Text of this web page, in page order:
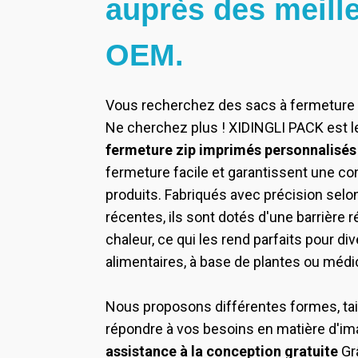
auprès des
OEM.
Vous recherchez des sacs à fermeture
Ne cherchez plus ! XIDINGLI PACK est
fermeture zip imprimés personnalisés
fermeture facile et garantissent une
produits. Fabriqués avec précision
récentes, ils sont dotés d'une barrière
chaleur, ce qui les rend parfaits pour
alimentaires, à base de plantes ou
Nous proposons différentes formes,
répondre à vos besoins en matière
assistance à la conception gratuite